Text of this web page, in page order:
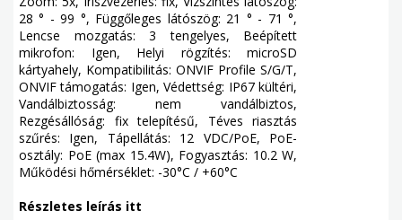
28 ° - 99 °, Függőleges látószög: 21 ° - 71 °,
Lencse mozgatás: 3 tengelyes, Beépített
mikrofon: Igen, Helyi rögzítés: microSD
kártyahely, Kompatibilitás: ONVIF Profile S/G/T,
ONVIF támogatás: Igen, Védettség: IP67 kültéri,
Vandálbiztosság: nem vandálbiztos,
Rezgésállóság: fix telepítésű, Téves riasztás
szűrés: Igen, Tápellátás: 12 VDC/PoE, PoE-
osztály: PoE (max 15.4W), Fogyasztás: 10.2 W,
Működési hőmérséklet: -30°C / +60°C
Részletes leírás itt